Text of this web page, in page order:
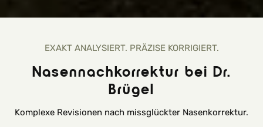
EXAKT ANALYSIERT. PRÄZISE KORRIGIERT.
Nasennachkorrektur bei Dr.
Brügel
Komplexe Revisionen nach missglückter Nasenkorrektur.